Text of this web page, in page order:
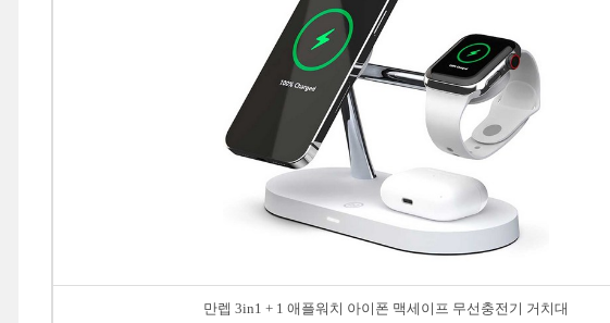
만렙 3in1 + 1 애플워치 아이폰 맥세이프 무선충전기 거치대